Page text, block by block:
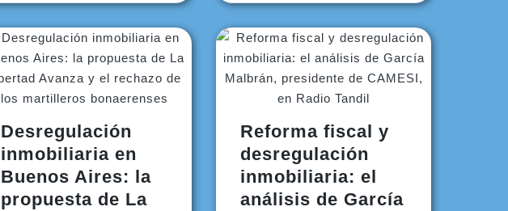
Desregulación
inmobiliaria en
Buenos Aires: la
propuesta de La
Reforma fiscal y
desregulación
inmobiliaria: el
análisis de García